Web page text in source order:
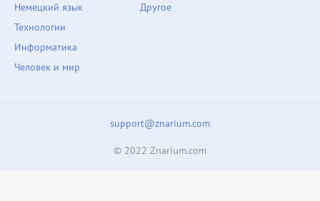
Немецкий язык
Технологии
Информатика
Человек и мир
Другое
© 2022 Znarium.com
support@znarium.com